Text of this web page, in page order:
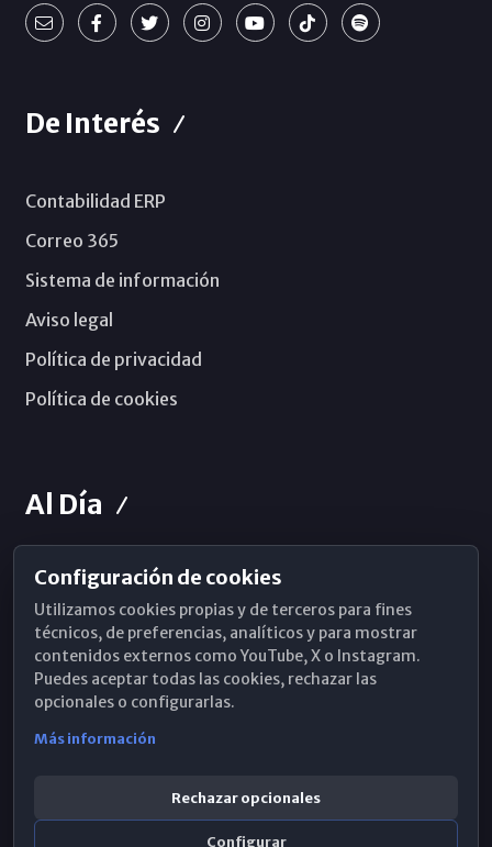
De Interés
Contabilidad ERP
Correo 365
Sistema de información
Aviso legal
Política de privacidad
Política de cookies
Al Día
Horarios de Misa
Hemeroteca
WhatsApp
Configuración de cookies
Utilizamos cookies propias y de terceros para fines
técnicos, de preferencias, analíticos y para mostrar
contenidos externos como YouTube, X o Instagram.
Puedes aceptar todas las cookies, rechazar las
opcionales o configurarlas.
Más información
Rechazar opcionales
Configurar